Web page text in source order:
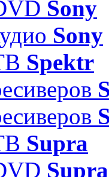
Sony
Sony
Spektr
Supra
Supra